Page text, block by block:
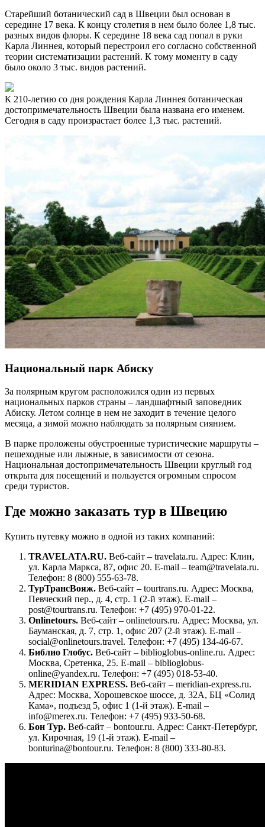
Старейший ботанический сад в Швеции был основан в
середине 17 века. К концу столетия в нем было более 1,8 тыс.
разных видов флоры. К середине 18 века сад попал в руки
Карла Линнея, который перестроил его согласно собственной
теории систематизации растений. К тому моменту в саду
было около 3 тыс. видов растений.
К 210-летию со дня рождения Карла Линнея ботаническая
достопримечательность Швеции была названа его именем.
Сегодня в саду произрастает более 1,3 тыс. растений.
Национальный парк Абиску
За полярным кругом расположился один из первых
национальных парков страны – ландшафтный заповедник
Абиску. Летом солнце в нем не заходит в течение целого
месяца, а зимой можно наблюдать за полярным сиянием.
В парке проложены обустроенные туристические маршруты –
пешеходные или лыжные, в зависимости от сезона.
Национальная достопримечательность Швеции круглый год
открыта для посещений и пользуется огромным спросом
среди туристов.
Где можно заказать тур в Швецию
Купить путевку можно в одной из таких компаний:
TRAVELATA.RU. Веб-сайт – travelata.ru. Адрес: Клин,
ул. Карла Маркса, 87, офис 20. E-mail – team@travelata.ru.
Телефон: 8 (800) 555-63-78.
ТурТрансВояж. Веб-сайт – tourtrans.ru. Адрес: Москва,
Певческий пер., д. 4, стр. 1 (2-й этаж). E-mail –
post@tourtrans.ru. Телефон: +7 (495) 970-01-22.
Onlinetours. Веб-сайт – onlinetours.ru. Адрес: Москва, ул.
Бауманская, д. 7, стр. 1, офис 207 (2-й этаж). E-mail –
social@onlinetours.travel. Телефон: +7 (495) 134-46-67.
Библио Глобус. Веб-сайт – biblioglobus-online.ru. Адрес:
Москва, Сретенка, 25. E-mail – biblioglobus-
online@yandex.ru. Телефон: +7 (495) 018-53-40.
MERIDIAN EXPRESS. Веб-сайт – meridian-express.ru.
Адрес: Москва, Хорошевское шоссе, д. 32А, БЦ «Солид
Кама», подъезд 5, офис 1 (1-й этаж). E-mail –
info@merex.ru. Телефон: +7 (495) 933-50-68.
Бон Тур. Веб-сайт – bontour.ru. Адрес: Санкт-Петербург,
ул. Кирочная, 19 (1-й этаж). E-mail –
bonturina@bontour.ru. Телефон: 8 (800) 333-80-83.